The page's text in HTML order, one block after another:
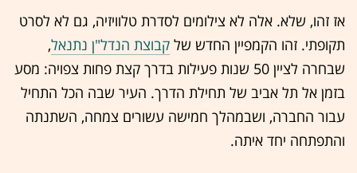
אז זהו, שלא. אלה לא צילומים לסדרת טלוויזיה, גם לא לסרט
תקופתי. זהו הקמפיין החדש של קבוצת הנדל"ן נתנאל,
שבחרה לציין 50 שנות פעילות בדרך קצת פחות צפויה: מסע
בזמן אל תל אביב של תחילת הדרך. העיר שבה הכל התחיל
עבור החברה, ושבמהלך חמישה עשורים צמחה, השתנתה
והתפתחה יחד איתה.